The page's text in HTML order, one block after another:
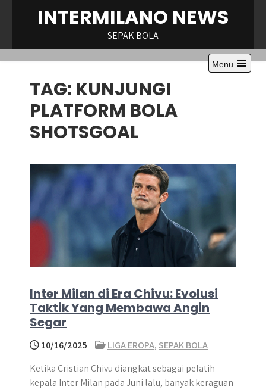
INTERMILANO NEWS
SEPAK BOLA
Menu
Open
TAG: KUNJUNGI
PLATFORM BOLA
SHOTSGOAL
Inter Milan di Era Chivu: Evolusi
Taktik Yang Membawa Angin
Segar
10/16/2025 LIGA EROPA, SEPAK BOLA
Ketika Cristian Chivu diangkat sebagai pelatih
kepala Inter Milan pada Juni lalu, banyak keraguan